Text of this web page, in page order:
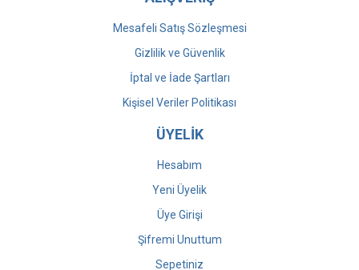
Mesafeli Satış Sözleşmesi
Gizlilik ve Güvenlik
İptal ve İade Şartları
Kişisel Veriler Politikası
ÜYELİK
Hesabım
Yeni Üyelik
Üye Girişi
Şifremi Unuttum
Sepetiniz